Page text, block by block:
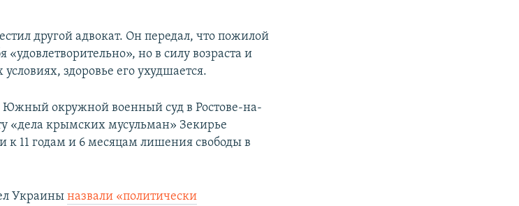
другой адвокат. Он передал, что пожилой
«удовлетворительно», но в силу возраста и
здоровье его ухудшается.
Южный окружной военный суд в Ростове-на-
«дела крымских мусульман» Зекирье
11 годам и 6 месяцам лишения свободы в
Украиныназвали «политически